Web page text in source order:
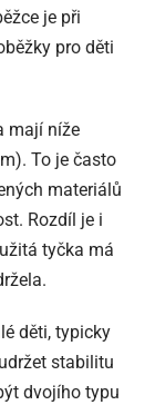
je při
pro děti
mají níže
To je často
materiálů
Rozdíl je i
tyčka má
děti, typicky
stabilitu
dvojího typu